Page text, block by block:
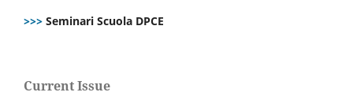
>>> Seminari Scuola DPCE
Current Issue